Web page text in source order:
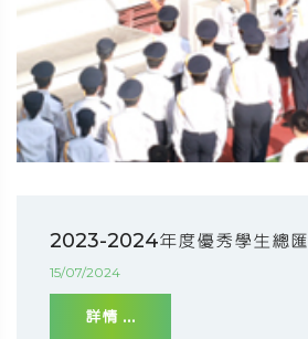
2023-2024年度優秀學生總匯
15/07/2024
詳情 ...